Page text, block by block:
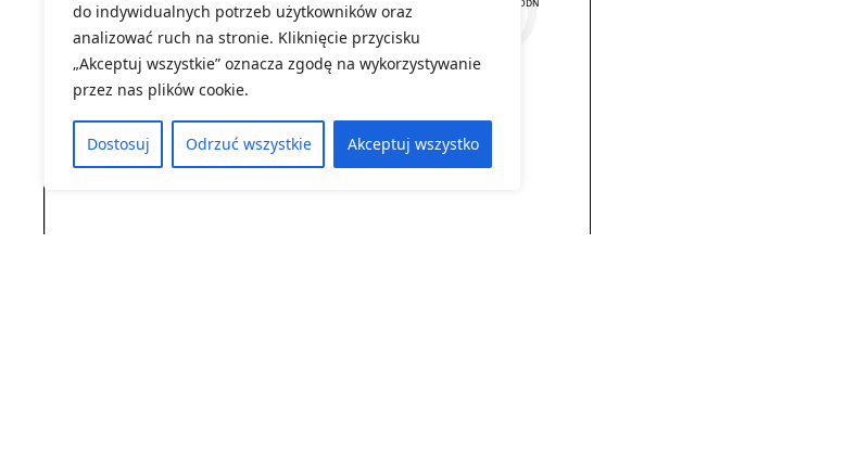
do indywidualnych potrzeb użytkowników oraz
analizować ruch na stronie. Kliknięcie przycisku
„Akceptuj wszystkie” oznacza zgodę na wykorzystywanie
przez nas plików cookie.
Dostosuj Odrzuć wszystkie Akceptuj wszystko